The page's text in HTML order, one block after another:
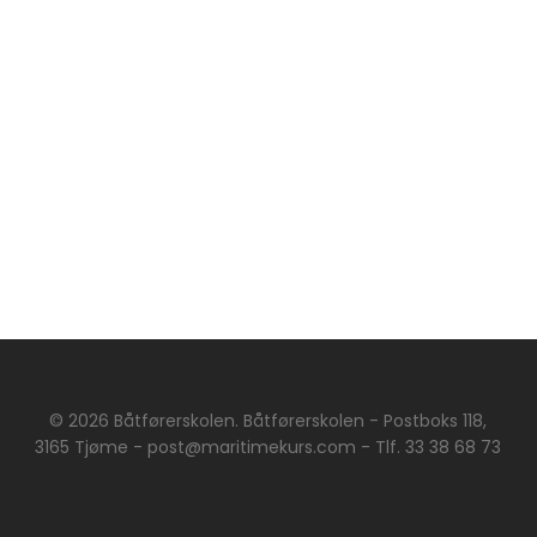
© 2026 Båtførerskolen. Båtførerskolen - Postboks 118,
3165 Tjøme - post@maritimekurs.com - Tlf. 33 38 68 73